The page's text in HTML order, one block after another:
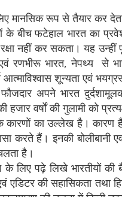
मानसिक रूप से तैयार कर
बीच फटेहाल भारत का
नहीं कर सकता। यह
रणभीरू भारत, नेपथ्य से
आत्माविश्वास शून्यता एवं
अपने भारत
हजार वर्षों की गुलामी को
का उल्लेख है। कारण
करते हैं। इनकी
है।
पढ़े लिखे भारतीयों की
एडिटर की सहासिकता तथा